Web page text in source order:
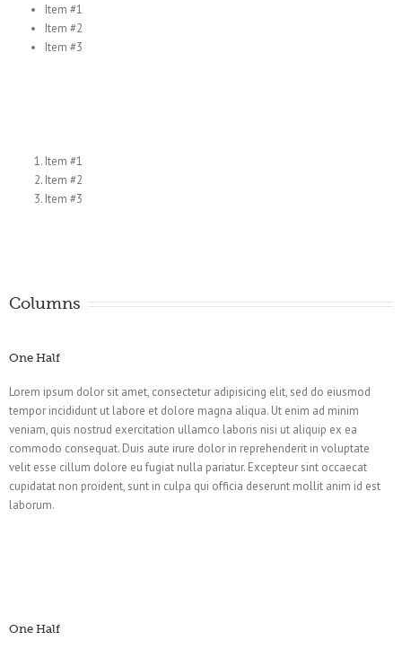
Item #1
Item #2
Item #3
Item #1
Item #2
Item #3
Columns
One Half
Lorem ipsum dolor sit amet, consectetur adipisicing elit, sed do eiusmod
tempor incididunt ut labore et dolore magna aliqua. Ut enim ad minim
veniam, quis nostrud exercitation ullamco laboris nisi ut aliquip ex ea
commodo consequat. Duis aute irure dolor in reprehenderit in voluptate
velit esse cillum dolore eu fugiat nulla pariatur. Excepteur sint occaecat
cupidatat non proident, sunt in culpa qui officia deserunt mollit anim id est
laborum.
One Half